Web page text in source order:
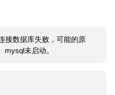
接数据库失败，可能的原
mysql未启动。